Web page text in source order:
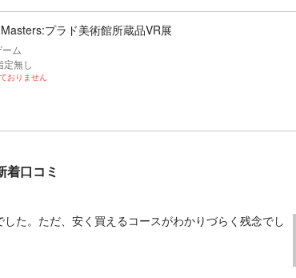
Masters:プラド美術館所蔵品VR展
ム
定無し
おりません
口コミ
た。ただ、安く買えるコースがわかりづらく残念でし